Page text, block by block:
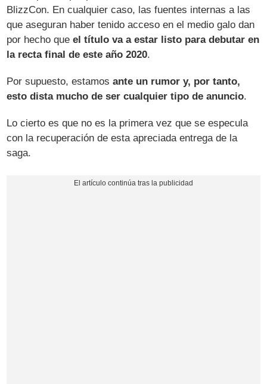
BlizzCon. En cualquier caso, las fuentes internas a las
que aseguran haber tenido acceso en el medio galo dan
por hecho queel título va a estar listo para debutar en
la recta final de este año 2020.
Por supuesto, estamos ante un rumor y, por tanto,
esto dista mucho de ser cualquier tipo de anuncio.
Lo cierto es que no es la primera vez que se especula
con la recuperación de esta apreciada entrega de la
saga.